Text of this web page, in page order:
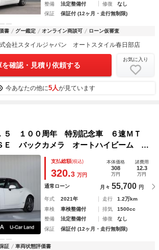
整備
法定整備付 修復
なし
保証
保証付 (12ヶ月・走行無制限)
書 グー鑑定 オンライン商談可 ローン仮審査
会社スタイルジャパン オートスタイル春日部店
を確認・見積り依頼する
お気に入り
今あなたの他に5人が見ています
５ １００周年 特別記念車 ６速ＭＴ
Ｅ バックカメラ オートハイビーム レ
ＤＶＤ オートクルーズ スマキー ス
レーキサポート ＬＥＤヘッド ＴＶ 横滑
ラ
支払総額(税込)
320.3 万円
本体価格
308
万円
諸費用
12.3
万円
通常ローン 月々 55,700 円
年式 2021年 走行
1.2万km
車検
車検整備付 排気
1500cc
整備
法定整備付 修復
なし
保証
保証付 (12ヶ月・走行無制限)
証 車両状態評価書